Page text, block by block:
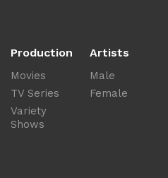
Production
Movies
TV Series
Variety
Shows
Artists
Male
Female